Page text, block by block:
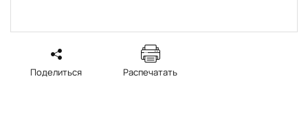
Поделиться Распечатать